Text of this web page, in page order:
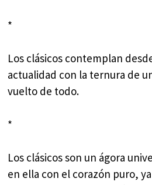
*
Los clásicos contemplan
actualidad con la ternura de
vuelto de todo.
*
Los clásicos son un ágora
en ella con el corazón puro,